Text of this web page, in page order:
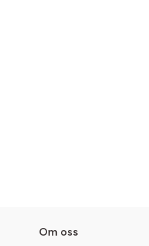
Om oss